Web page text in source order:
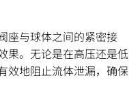
座与球体之间的紧密接
果。无论是在高压还是低
效地阻止流体泄漏，确保